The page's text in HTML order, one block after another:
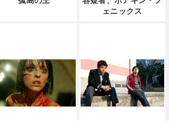
ェニックス